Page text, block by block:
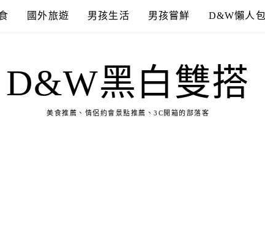
國外旅遊 男孩生活 男孩嘗鮮 D&W懶人
D&W黑白雙搭
美食推薦、情侶約會景點推薦、3C開箱的部落客